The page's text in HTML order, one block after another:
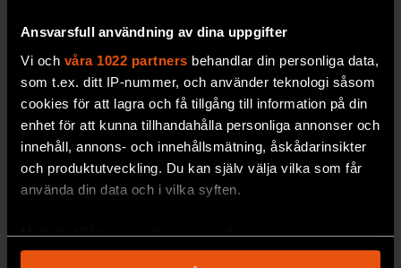
Ansvarsfull användning av dina uppgifter
Vi och våra 1022 partners behandlar din personliga data,
som t.ex. ditt IP-nummer, och använder teknologi såsom
cookies för att lagra och få tillgång till information på din
enhet för att kunna tillhandahålla personliga annonser och
innehåll, annons- och innehållsmätning, åskådarinsikter
och produktutveckling. Du kan själv välja vilka som får
använda din data och i vilka syften.
Med din tillåtelse skulle vi även vilja:
Zeeland.
– Studien tillför en ny och viktig tidpunkt i
den ullhåriga noshörningens
evolutionshistoria, säger han till tidskriften
Nature.
stora djuren faktiskt dog ut, enligt artikeln i
frysrum på
Naturhistor
iska säkrar
forskning
om
miljögifter
riksmuseet är en av